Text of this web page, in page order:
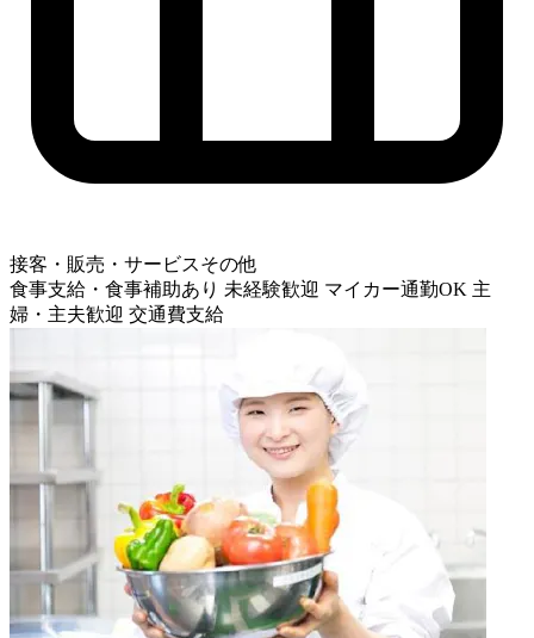
接客・販売・サービスその他
食事支給・食事補助あり 未経験歓迎 マイカー通勤OK 主
婦・主夫歓迎 交通費支給